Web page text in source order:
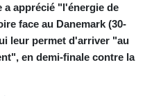
7.474936
67.163917
153.33232
57.257824
a apprécié "l'énergie de
face au Danemark (30-
leur permet d'arriver "au
en demi-finale contre la